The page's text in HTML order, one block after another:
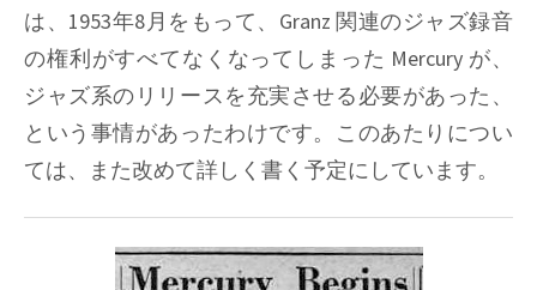
は、1953年8月をもって、Granz 関連のジャズ録音
の権利がすべてなくなってしまった Mercury が、
ジャズ系のリリースを充実させる必要があった、
という事情があったわけです。このあたりについ
ては、また改めて詳しく書く予定にしています。